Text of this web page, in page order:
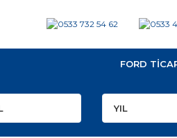
FORD